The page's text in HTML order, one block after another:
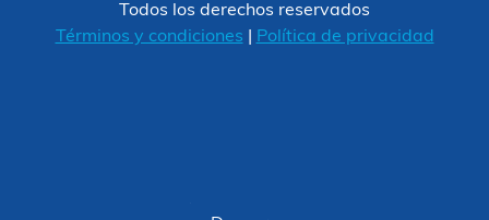
Todos los derechos reservados
Términos y condiciones
Política de privacidad